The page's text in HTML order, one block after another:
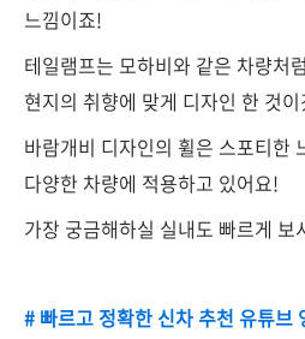
느낌이죠!
테일램프는 모하비와 같은 차량처
현지의 취향에 맞게 디자인 한 것
바람개비 디자인의 휠은 스포티한
다양한 차량에 적용하고 있어요!
가장 궁금해하실 실내도 빠르게 보
# 빠르고 정확한 신차 추천 유튜브